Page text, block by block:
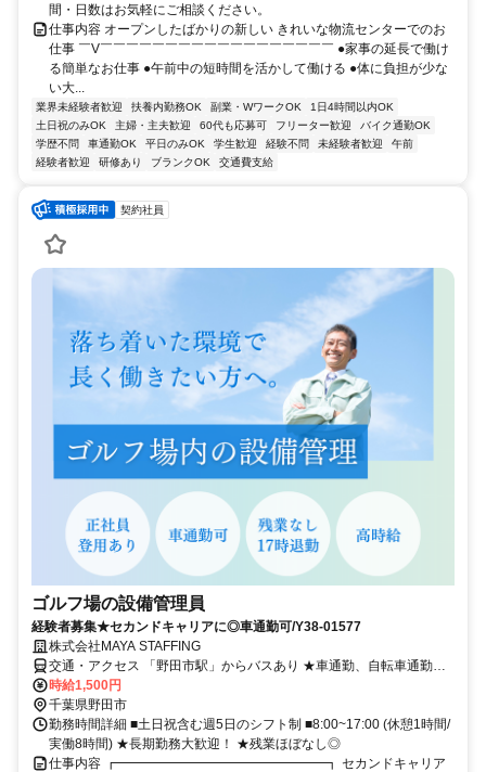
間・日数はお気軽にご相談ください。
仕事内容 オープンしたばかりの新しい きれいな物流センターでのお
仕事 ￣V￣￣￣￣￣￣￣￣￣￣￣￣￣￣￣￣￣￣ ●家事の延長で働け
る簡単なお仕事 ●午前中の短時間を活かして働ける ●体に負担が少な
い大...
業界未経験者歓迎 扶養内勤務OK 副業・WワークOK
1日4時間以内OK
土日祝のみOK
主婦・主夫歓迎 60代も応募可 フリーター歓迎
バイク通勤OK
学歴不問
車通勤OK 平日のみOK 学生歓迎 経験不問 未経験者歓迎
午前
経験者歓迎
研修あり ブランクOK 交通費支給
契約社員
ゴルフ場の設備管理員
経験者募集★セカンドキャリアに◎車通勤可/Y38-01577
株式会社MAYA STAFFING
交通・アクセス 「野田市駅」からバスあり ★車通勤、自転車通勤
OK！
時給1,500円
千葉県野田市
勤務時間詳細 ■土日祝含む週5日のシフト制 ■8:00~17:00 (休憩1時間/
実働8時間) ★長期勤務大歓迎！ ★残業ほぼなし◎
仕事内容 ┏━━━━━━━━━━━━━━━━┓ セカンドキャリア